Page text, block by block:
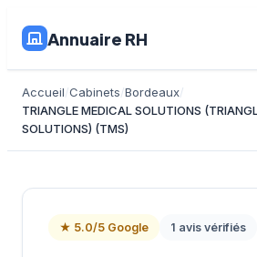
Annuaire RH
Accueil Cabinets Bordeaux
TRIANGLE MEDICAL SOLUTIONS
SOLUTIONS) (TMS)
★ 5.0/5 Google 1 avis vérifiés